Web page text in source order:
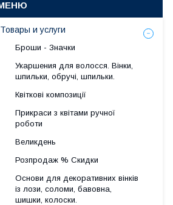
Товары и услуги
Броши - Значки
Укаршения для волосся. Вінки,
шпильки, обручі, шпильки.
Квіткові композиції
Прикраси з квітами ручної
роботи
Великдень
Розпродаж % Скидки
Основи для декоративних вінків
із лози, соломи, бавовна,
шишки, колоски.